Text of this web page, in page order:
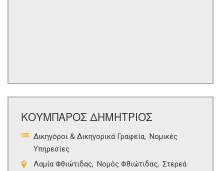
ΚΟΥΜΠΑΡΟΣ ΔΗΜΗΤΡΙΟΣ
Δικηγόροι & Δικηγορικά Γραφεία Νομικές
Υπηρεσίες
Λαμία Φθιώτιδας
Νομός Φθιώτιδας
Στερεά